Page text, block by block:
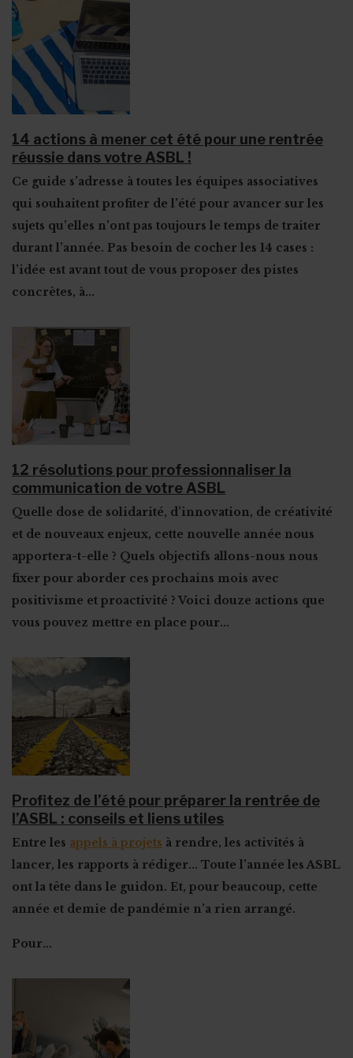
14 actions à mener cet été pour une rentrée
réussie dans votre ASBL !
Ce guide s’adresse à toutes les équipes associatives
qui souhaitent profiter de l’été pour avancer sur les
sujets qu’elles n’ont pas toujours le temps de traiter
durant l’année. Pas besoin de cocher les 14 cases :
l’idée est avant tout de vous proposer des pistes
concrètes, à...
12 résolutions pour professionnaliser la
communication de votre ASBL
Quelle dose de solidarité, d’innovation, de créativité
et de nouveaux enjeux, cette nouvelle année nous
apportera-t-elle ? Quels objectifs allons-nous nous
fixer pour aborder ces prochains mois avec
positivisme et proactivité ? Voici douze actions que
vous pouvez mettre en place pour...
Profitez de l’été pour préparer la rentrée de
l’ASBL : conseils et liens utiles
Entre les appels à projets à rendre, les activités à
lancer, les rapports à rédiger... Toute l’année les ASBL
ont la tête dans le guidon. Et, pour beaucoup, cette
année et demie de pandémie n’a rien arrangé.
Pour...